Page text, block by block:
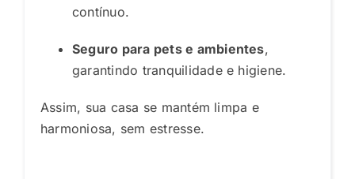
contínuo.
Seguro para pets e ambientes,
garantindo tranquilidade e higiene.
Assim, sua casa se mantém limpa e
harmoniosa, sem estresse.